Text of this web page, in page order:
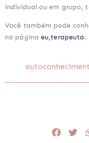
individual ou em grupo,
Você também pode
na página eu,terapeuta.